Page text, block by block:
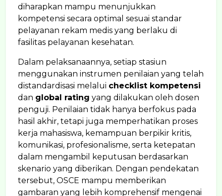
diharapkan mampu menunjukkan
kompetensi secara optimal sesuai standar
pelayanan rekam medis yang berlaku di
fasilitas pelayanan kesehatan.
Dalam pelaksanaannya, setiap stasiun
menggunakan instrumen penilaian yang telah
distandardisasi melalui checklist kompetensi
dan global rating yang dilakukan oleh dosen
penguji. Penilaian tidak hanya berfokus pada
hasil akhir, tetapi juga memperhatikan proses
kerja mahasiswa, kemampuan berpikir kritis,
komunikasi, profesionalisme, serta ketepatan
dalam mengambil keputusan berdasarkan
skenario yang diberikan. Dengan pendekatan
tersebut, OSCE mampu memberikan
gambaran yang lebih komprehensif mengenai